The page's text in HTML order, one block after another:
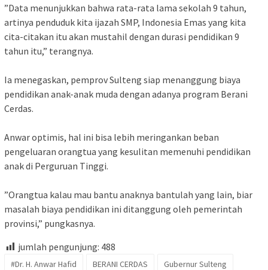
‎”Data menunjukkan bahwa rata-rata lama sekolah 9 tahun,
artinya penduduk kita ijazah SMP, Indonesia Emas yang kita
cita-citakan itu akan mustahil dengan durasi pendidikan 9
tahun itu,” terangnya.
‎Ia menegaskan, pemprov Sulteng siap menanggung biaya
pendidikan anak-anak muda dengan adanya program Berani
Cerdas.
‎Anwar optimis, hal ini bisa lebih meringankan beban
pengeluaran orangtua yang kesulitan memenuhi pendidikan
anak di Perguruan Tinggi.
‎”Orangtua kalau mau bantu anaknya bantulah yang lain, biar
masalah biaya pendidikan ini ditanggung oleh pemerintah
provinsi,” pungkasnya.
jumlah pengunjung: 488
#Dr. H. Anwar Hafid BERANI CERDAS
Gubernur Sulteng